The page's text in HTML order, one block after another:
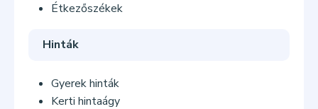
Étkezőszékek
Hinták
Gyerek hinták
Kerti hintaágy